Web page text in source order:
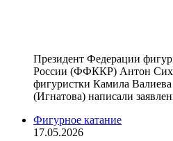
Президент Федерации
России (ФФККР) Антон
фигуристки Камила
(Игнатова) написали
Фигурное катание
17.05.2026